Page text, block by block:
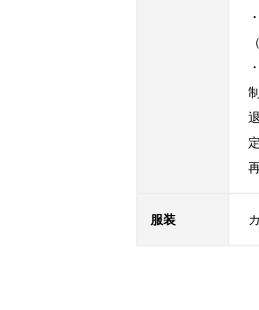
服装